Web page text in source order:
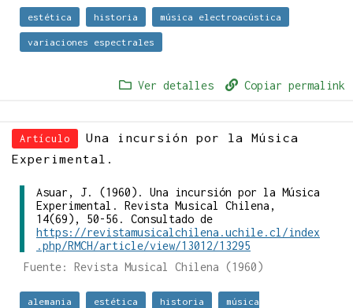
estética historia música electroacústica
variaciones espectrales
Ver detalles Copiar permalink
Artículo
Una incursión por la Música
Experimental.
Asuar, J. (1960). Una incursión por la Música
Experimental. Revista Musical Chilena,
14(69), 50-56. Consultado de
https://revistamusicalchilena.uchile.cl/index
.php/RMCH/article/view/13012/13295
Fuente: Revista Musical Chilena (1960)
alemania estética historia música